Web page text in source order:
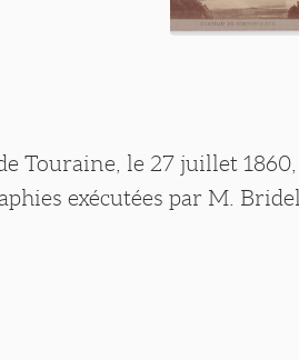
Touraine, le 27 juillet 1860,
exécutées par M. Bridel